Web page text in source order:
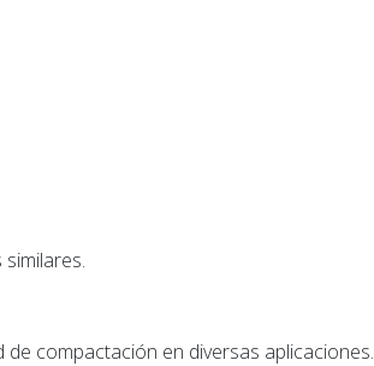
compactación en diversas aplicaciones.